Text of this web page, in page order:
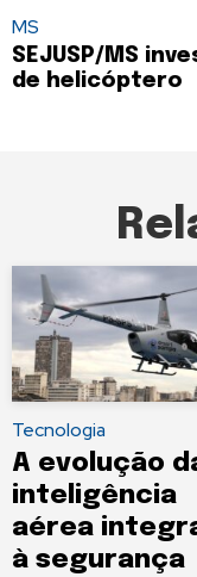
MS
SEJUSP/MS
de helicóptero
Tecnologia
A evolução
inteligência
aérea
à segurança